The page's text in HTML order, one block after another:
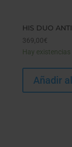
HIS DUO
369,00€
Hay existencias
Añadir